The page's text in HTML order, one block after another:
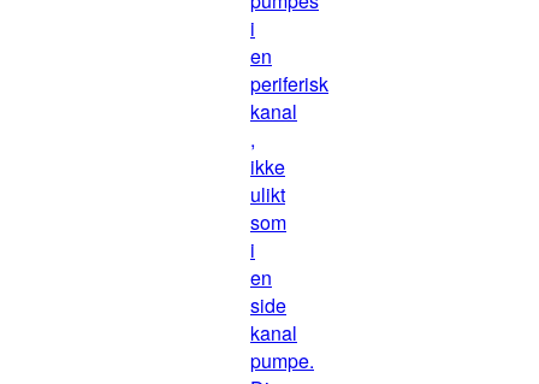
i
en
periferisk
kanal
,
ikke
ulikt
som
i
en
side
kanal
pumpe.